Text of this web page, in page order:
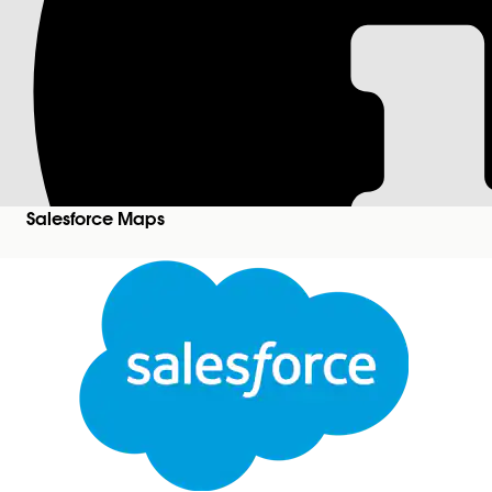
Salesforce Maps
Visualizzazione
Quando gli agenti visualizzano i percorsi in
suggerimenti dei waypoint. I waypoint sono
percorsi degli agenti.
Versioni (Edition) richieste
Visualizzare le versioni supportate
Nella configurazione guidata della serie di dati,
visibili agli agenti quando interagiscono con i